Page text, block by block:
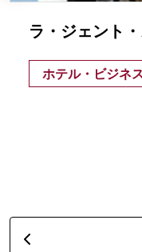
ラ・ジェント
ホテル・ビジネ